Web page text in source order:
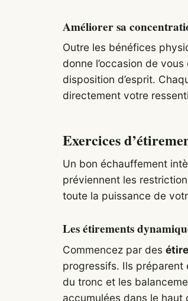
Améliorer sa
Outre les bénéfices
donne l’occasion de
disposition d’esprit.
directement votre
Exercices
Un bon échauffement
préviennent les
toute la puissance de
Les étirements
Commencez par des
progressifs. Ils préparent
du tronc et les
accumulées dans le haut